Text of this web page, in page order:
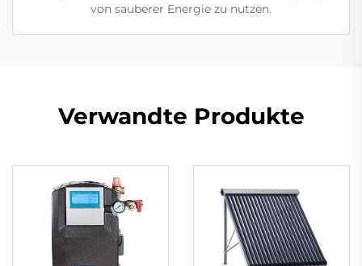
von sauberer Energie zu nutzen.
Verwandte Produkte